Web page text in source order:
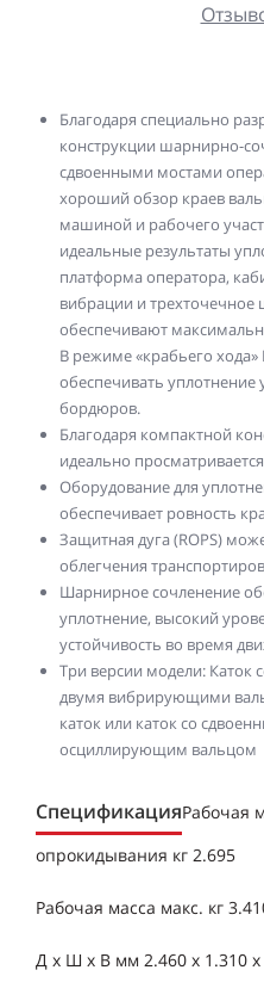
Благодаря специально
конструкции шарнирно-
сдвоенными мостами
хороший обзор краев
машиной и рабочего
идеальные результаты
платформа оператора,
вибрации и
обеспечивают
В режиме «крабьего
обеспечивать уплотнение
бордюров.
Благодаря компактной
идеально просматривается
Оборудование для
обеспечивает ровность
Защитная дуга (ROPS)
облегчения
Шарнирное сочленение
уплотнение, высокий
устойчивость во время
Три версии модели: Каток
двумя вибрирующими
каток или каток со
осциллирующим вальцом
СпецификацияРабочая
опрокидывания кг 2.695
Рабочая масса макс. кг
Д x Ш x В мм 2.460 x 1.310 x